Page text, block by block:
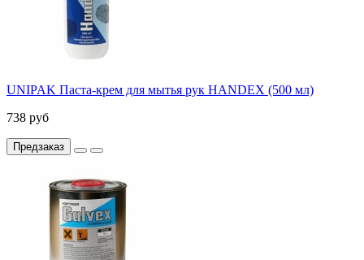
UNIPAK Паста-крем для мытья рук HANDEX (500 мл)
738 руб
Предзаказ